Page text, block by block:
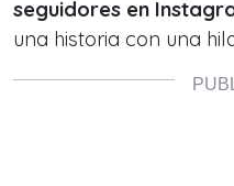
seguidores en
una historia con una